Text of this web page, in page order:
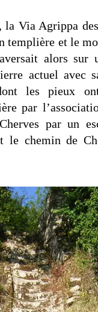
la Via Agrippa
templière et le
alors sur
actuel avec
les pieux
par
par un
le chemin de